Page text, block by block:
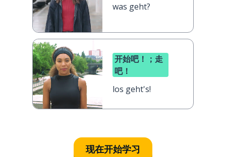
was geht?
开始吧！；走
吧！
los geht's!
现在开始学习